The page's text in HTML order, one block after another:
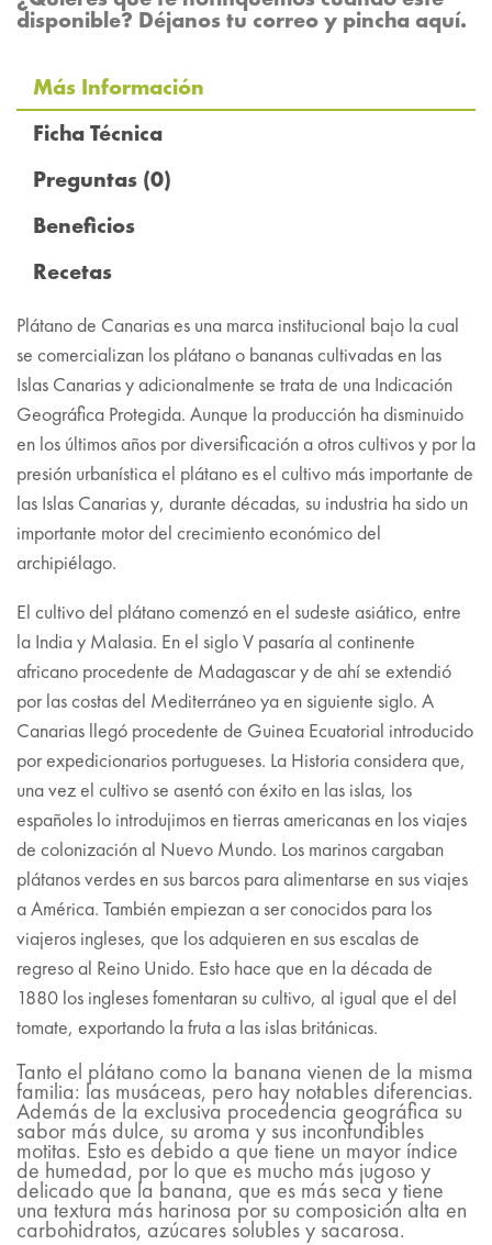
disponible? Déjanos tu correo y pincha aquí.
Más Información
Ficha Técnica
Preguntas (0)
Beneficios
Recetas
Plátano de Canarias es una marca institucional bajo la cual
se comercializan los plátano o bananas cultivadas en las
Islas Canarias y adicionalmente se trata de una Indicación
Geográfica Protegida. Aunque la producción ha disminuido
en los últimos años por diversificación a otros cultivos y por la
presión urbanística el plátano es el cultivo más importante de
las Islas Canarias y, durante décadas, su industria ha sido un
importante motor del crecimiento económico del
archipiélago.
El cultivo del plátano comenzó en el sudeste asiático, entre
la India y Malasia. En el siglo V pasaría al continente
africano procedente de Madagascar y de ahí se extendió
por las costas del Mediterráneo ya en siguiente siglo. A
Canarias llegó procedente de Guinea Ecuatorial introducido
por expedicionarios portugueses. La Historia considera que,
una vez el cultivo se asentó con éxito en las islas, los
españoles lo introdujimos en tierras americanas en los viajes
de colonización al Nuevo Mundo. Los marinos cargaban
plátanos verdes en sus barcos para alimentarse en sus viajes
a América. También empiezan a ser conocidos para los
viajeros ingleses, que los adquieren en sus escalas de
regreso al Reino Unido. Esto hace que en la década de
1880 los ingleses fomentaran su cultivo, al igual que el del
tomate, exportando la fruta a las islas británicas.
Tanto el plátano como la banana vienen de la misma
familia: las musáceas, pero hay notables diferencias.
Además de la exclusiva procedencia geográfica su
sabor más dulce, su aroma y sus inconfundibles
motitas. Esto es debido a que tiene un mayor índice
de humedad, por lo que es mucho más jugoso y
delicado que la banana, que es más seca y tiene
una textura más harinosa por su composición alta en
carbohidratos, azúcares solubles y sacarosa.